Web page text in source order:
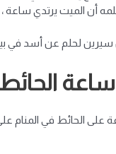
أن الميت يرتدي ساعة
لحلم عن أسد في
على الحائط في المنام